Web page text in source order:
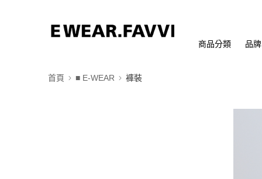
商品分類 品牌
首頁 ■ E-WEAR 褲裝